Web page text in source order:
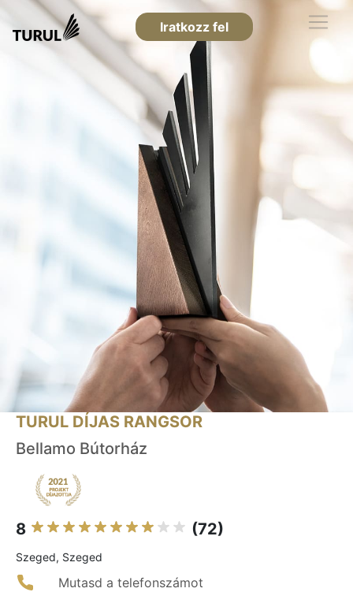
Iratkozz fel
TURUL DÍJAS RANGSOR
Bellamo Bútorház
8 (72)
Szeged, Szeged
Mutasd a telefonszámot